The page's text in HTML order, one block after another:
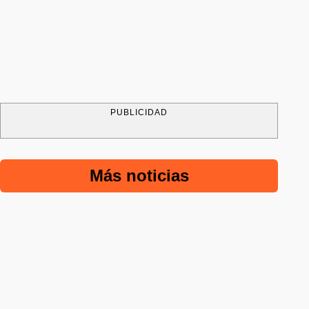
PUBLICIDAD
Más noticias